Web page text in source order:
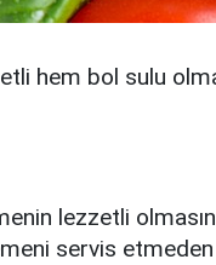
hem bol sulu
lezzetli
servis